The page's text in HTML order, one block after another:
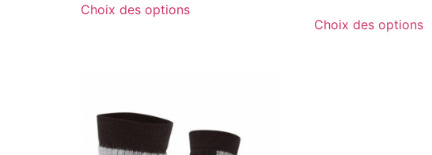
Choix des options
Choix des options